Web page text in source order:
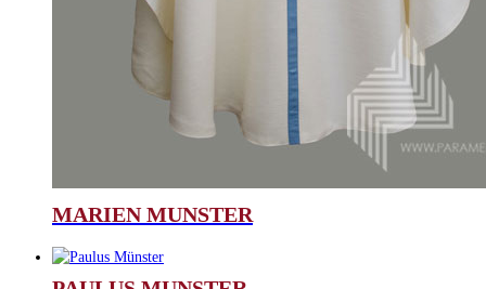
MARIEN MUNSTER